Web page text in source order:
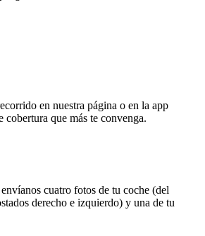
en nuestra página o en la app
cobertura que más te convenga.
cuatro fotos de tu coche (del
derecho e izquierdo) y una de tu